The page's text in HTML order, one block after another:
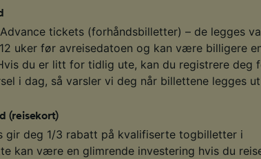
tickets (forhåndsbilletter) – de legges
uker før avreisedatoen og kan være billigere
du er litt for tidlig ute, kan du registrere deg
i dag, så varsler vi deg når billettene legges
(reisekort)
gir deg 1/3 rabatt på kvalifiserte togbilletter i
kan være en glimrende investering hvis du